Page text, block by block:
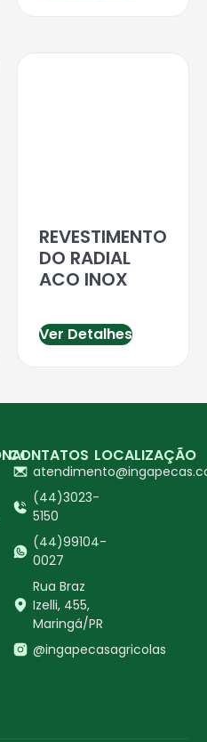
REVESTIMENTO
DO RADIAL
ACO INOX
Ver Detalhes
CONTATOS
(44)3023-
5150
(44)99104-
0027
Rua Braz
Izelli, 455,
Maringá/PR
@ingapecasagricolas
LOCALIZAÇÃO